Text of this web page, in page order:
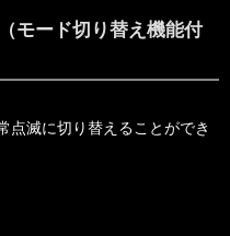
モード切り替え機能付
滅に切り替えることができ